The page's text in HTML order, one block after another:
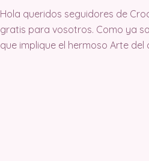
Hola queridos seguidores de
gratis para vosotros. Como ya
que implique el hermoso Arte del